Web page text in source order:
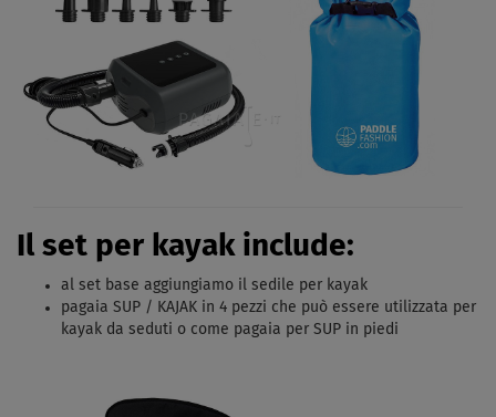
Il set per kayak include:
al set base aggiungiamo il sedile per kayak
pagaia SUP / KAJAK in 4 pezzi che può essere utilizzata per
kayak da seduti o come pagaia per SUP in piedi